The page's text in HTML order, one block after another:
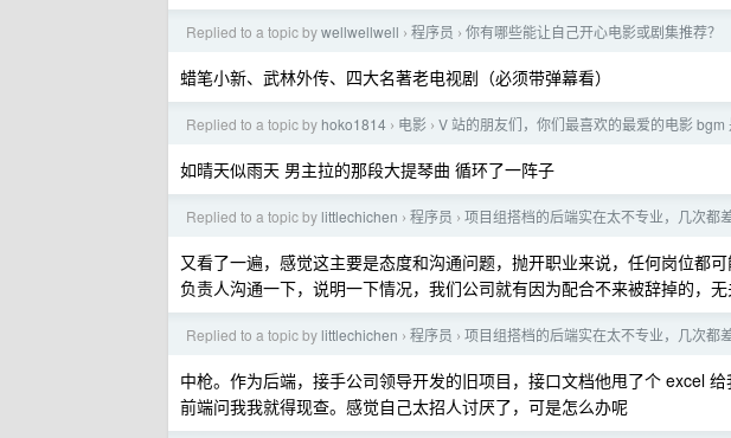
Replied to a topic bywellwellwell › 程序员 › 你有哪些能让自己开心电影或剧集推荐？
蜡笔小新、武林外传、四大名著老电视剧（必须带弹幕看）
Replied to a topic by hoko1814 › 电影 › V 站的朋友们，你们最喜欢的最爱的电影 bgm
如晴天似雨天 男主拉的那段大提琴曲 循环了一阵子
Replied to a topic by littlechichen › 程序员 › 项目组搭档的后端实在太不专业，几次都
又看了一遍，感觉这主要是态度和沟通问题，抛开职业来说，任何岗位都
负责人沟通一下，说明一下情况，我们公司就有因为配合不来被辞掉的，无
Replied to a topic by littlechichen › 程序员 › 项目组搭档的后端实在太不专业，几次都
中枪。作为后端，接手公司领导开发的旧项目，接口文档他甩了个 excel
前端问我我就得现查。感觉自己太招人讨厌了，可是怎么办呢